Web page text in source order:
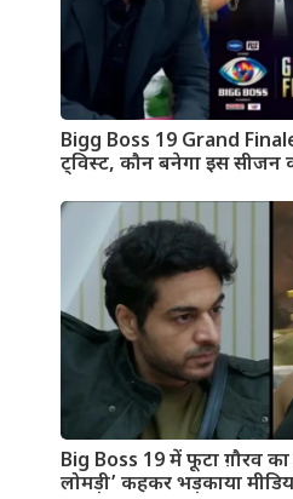
Bigg Boss 19 Grand
ट्विस्ट, कौन बनेगा इस सीजन
Big Boss 19 में फूटा ग़ौरव
लोमड़ी’ कहकर भड़काया